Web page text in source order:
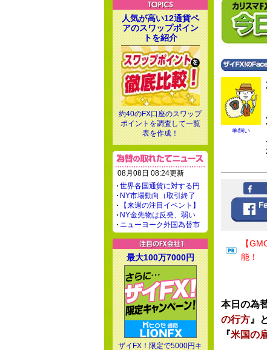
羊飼い
【
能！
本日の為
の行方 』
『米国の
人気が高い12通貨ペ
アのスワップポイン
トを紹介
約40のFX口座のスワップ
ポイントを調査して一覧
表を作成！
08月08日 08:24更新
世界各国通貨に対する円
NY市場動向（取引終了
【来週の注目イベント】
NY金先物は反発、弱い
ニューヨーク外国為替市
最大100万7000円
ザイFX！限定で5000円キ